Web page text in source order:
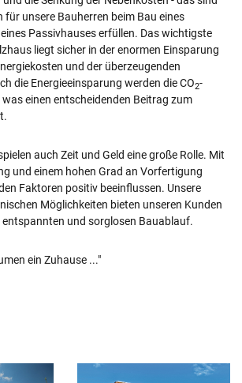
für unsere Bauherren beim Bau eines
Passivhauses erfüllen. Das wichtigste
liegt sicher in der enormen Einsparung
und der überzeugenden
die Energieeinsparung werden die CO2-
einen entscheidenden Beitrag zum
auch Zeit und Geld eine große Rolle. Mit
und einem hohen Grad an Vorfertigung
Faktoren positiv beeinflussen. Unsere
Möglichkeiten bieten unseren Kunden
entspannten und sorglosen Bauablauf.
ein Zuhause ..."